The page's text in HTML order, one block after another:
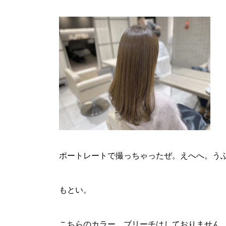
ポートレートで撮っちゃったぜ。えへへ。う
もとい。
こちらのカラー、ブリーチはしておりません。